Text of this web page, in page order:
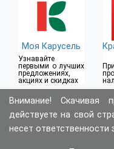
Моя Карусель
Узнавайте
первыми о лучших
предложениях,
акциях и скидках
Внимание! Скачивая
действуете на свой
несет ответственности